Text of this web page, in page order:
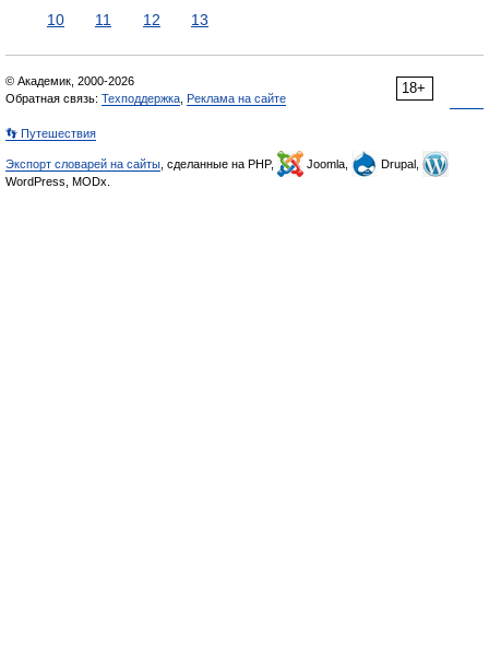
10
11 12 13
18+
© Академик, 2000-2026
Обратная связь: Техподдержка Реклама на сайте
👣 Путешествия
Экспорт словарей на сайты , сделанные на PHP, Joomla,
Drupal,
WordPress, MODx.